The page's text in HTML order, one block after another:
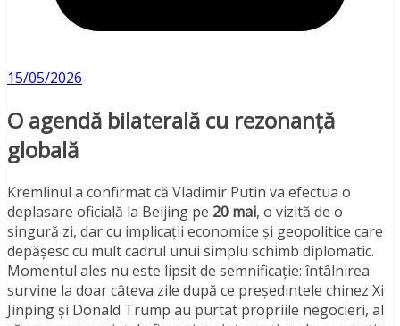
15/05/2026
O agendă bilaterală cu rezonanță
globală
Kremlinul a confirmat că Vladimir Putin va efectua o
deplasare oficială la Beijing pe 20 mai, o vizită de o
singură zi, dar cu implicații economice și geopolitice care
depășesc cu mult cadrul unui simplu schimb diplomatic.
Momentul ales nu este lipsit de semnificație: întâlnirea
survine la doar câteva zile după ce președintele chinez Xi
Jinping și Donald Trump au purtat propriile negocieri, al